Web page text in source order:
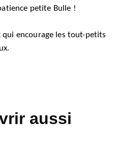
petite Bulle !
encourage les tout-petits
aussi